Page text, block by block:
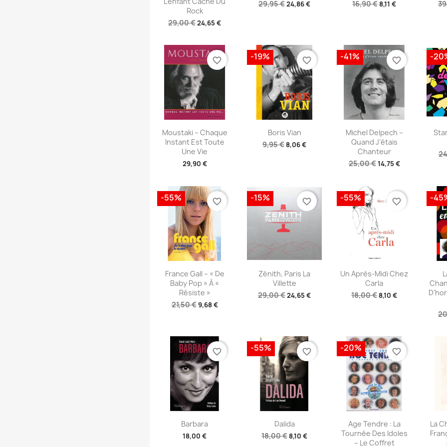
Rock
29,00 €24,65 €
29,95 €24,86 €
16,90 € 8,11 €
Aperçu rapide
Moustaki – Chaque
Instant Est Toute
Une Vie
29,90 €
favorite_border
Aperçu rapide
Boris Vian
9,95 € 8,06 €
-19% favorite_border
Aperçu rapide
Michel Delpech –
Quand J’étais
Chanteur
25,00 €14,75 €
-41% favorite_border

-
Aperçu rapide
France Gall – « De
Baby Pop » À «
Résiste »
21,50 €9,68 €
-55% favorite_border
Aperçu rapide
Zénith, Paris La
Villette
29,00 €24,65 €
-15% favorite_border
 Aperçu rapide
Un Après-Midi Chez
Carla
18,00 € 8,10 €
-55% favorite_border -
Aperçu rapide
Barbara
18,00 €
favorite_border
Aperçu rapide
Dalida
18,00 € 8,10 €
-55% favorite_border
Aperçu rapide
Age Tendre : La
Tournée Des Idoles
– Le Coffret
-20% favorite_border

La